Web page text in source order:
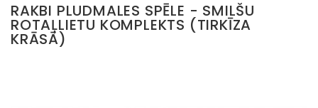
RAKBI PLUDMALES SPĒLE - SMILŠU
ROTAĻLIETU KOMPLEKTS (TIRKĪZA
KRĀSĀ)